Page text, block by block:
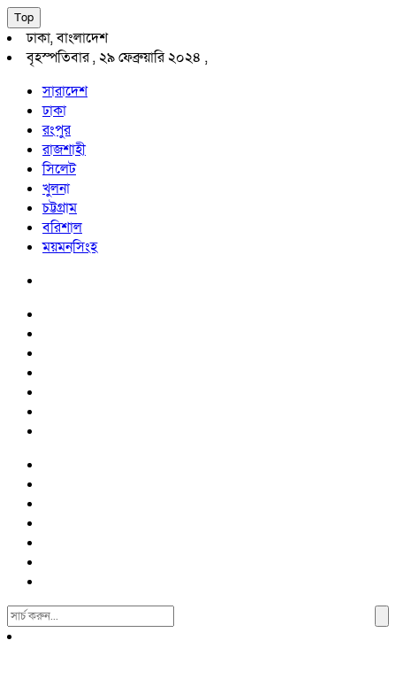
Top
ঢাকা, বাংলাদেশ
বৃহস্পতিবার , ২৯ ফেব্রুয়ারি ২০২৪ ,
সারাদেশ
ঢাকা
রংপুর
রাজশাহী
সিলেট
খুলনা
চট্টগ্রাম
বরিশাল
ময়মনসিংহ
Search
For: